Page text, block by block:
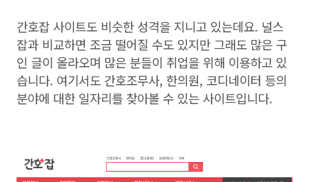
간호잡 사이트도 비슷한 성격을 지니고 있는데요. 널스
잡과 비교하면 조금 떨어질 수도 있지만 그래도 많은 구
인 글이 올라오며 많은 분들이 취업을 위해 이용하고 있
습니다. 여기서도 간호조무사, 한의원, 코디네이터 등의
분야에 대한 일자리를 찾아볼 수 있는 사이트입니다.